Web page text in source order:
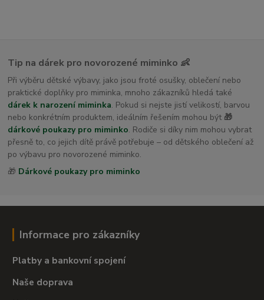
Tip na dárek pro novorozené miminko 👶
Při výběru dětské výbavy, jako jsou froté osušky, oblečení nebo
praktické doplňky pro miminka, mnoho zákazníků hledá také
dárek k narození miminka. Pokud si nejste jistí velikostí, barvou
nebo konkrétním produktem, ideálním řešením mohou být 🎁
dárkové poukazy pro miminko. Rodiče si díky nim mohou vybrat
přesně to, co jejich dítě právě potřebuje – od dětského oblečení až
po výbavu pro novorozené miminko.
🎁 Dárkové poukazy pro miminko
Informace pro zákazníky
Platby a bankovní spojení
Naše doprava